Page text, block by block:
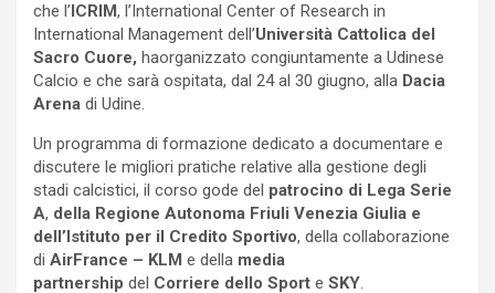
che l’ICRIM, l’International Center of Research in
International Management dell’Università Cattolica del
Sacro Cuore, haorganizzato congiuntamente a Udinese
Calcio e che sarà ospitata, dal 24 al 30 giugno, alla Dacia
Arena di Udine.
Un programma di formazione dedicato a documentare e
discutere le migliori pratiche relative alla gestione degli
stadi calcistici, il corso gode del patrocino di Lega Serie
A, della Regione Autonoma Friuli Venezia Giulia e
dell’Istituto per il Credito Sportivo, della collaborazione
di AirFrance – KLM e della media
partnership del Corriere dello Sport e SKY.